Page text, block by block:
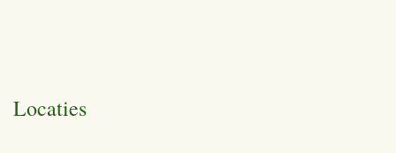
Locaties